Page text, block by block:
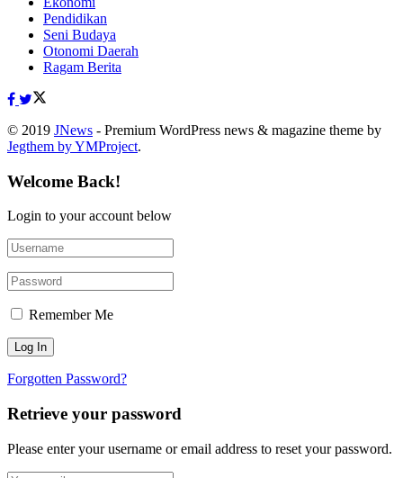
Pendidikan
Seni Budaya
Otonomi Daerah
Ragam Berita
© 2019 JNews - Premium WordPress news & magazine theme by
Jegthem by YMProject.
Welcome Back!
Login to your account below
Remember Me
Forgotten Password?
Retrieve your password
Please enter your username or email address to reset your password.